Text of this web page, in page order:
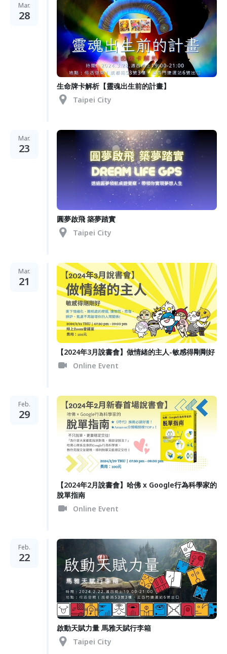
Mar.
28
生命牌卡解析【靈魂出生前的計畫】
Taipei City
Mar.
23
圓夢啟飛 築夢踏實
Taipei City
Mar.
21
【2024年3月說書會】做情緒的主人-敏感得剛剛好
Online Event
Feb.
29
【2024年2月說書會】哈佛 x Google行為科學家的
脫單指南
Online Event
Feb.
22
啟動天賦力量 馬雅天賦行李箱
Taipei City